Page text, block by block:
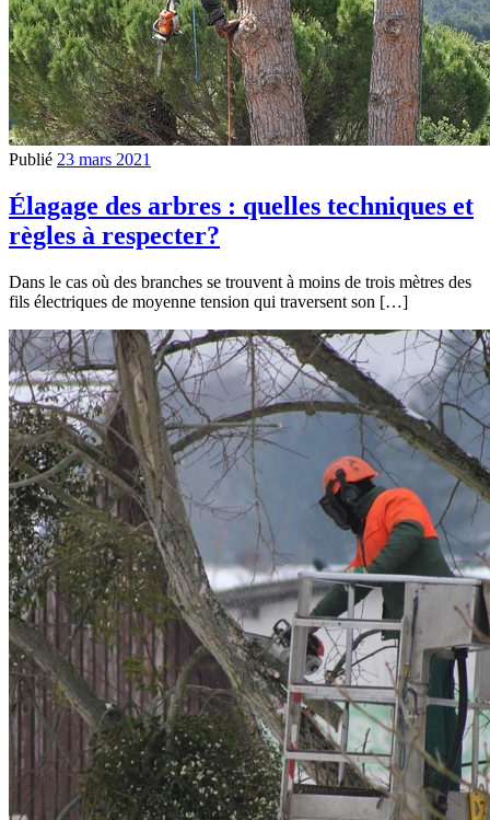
Publié 23 mars 2021
Élagage des arbres : quelles techniques et
règles à respecter?
Dans le cas où des branches se trouvent à moins de trois mètres des
fils électriques de moyenne tension qui traversent son […]